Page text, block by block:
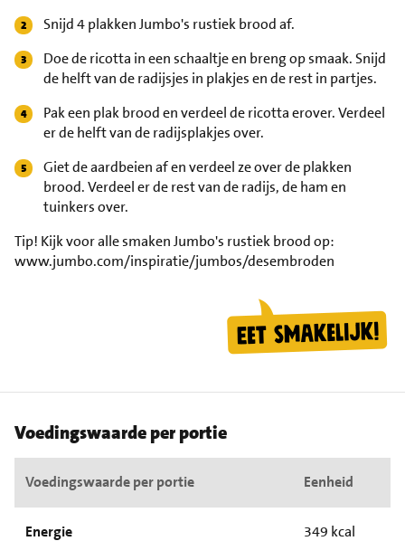
Snijd 4 plakken Jumbo's rustiek brood af.
Doe de ricotta in een schaaltje en breng op smaak. Snijd
de helft van de radijsjes in plakjes en de rest in partjes.
Pak een plak brood en verdeel de ricotta erover. Verdeel
er de helft van de radijsplakjes over.
Giet de aardbeien af en verdeel ze over de plakken
brood. Verdeel er de rest van de radijs, de ham en
tuinkers over.
Tip! Kijk voor alle smaken Jumbo's rustiek brood op:
www.jumbo.com/inspiratie/jumbos/desembroden
Voedingswaarde per portie
Voedingswaarde per portie Eenheid
Energie 349 kcal